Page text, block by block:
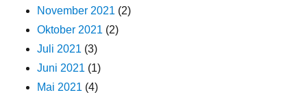
November 2021 (2)
Oktober 2021 (2)
Juli 2021 (3)
Juni 2021 (1)
Mai 2021 (4)